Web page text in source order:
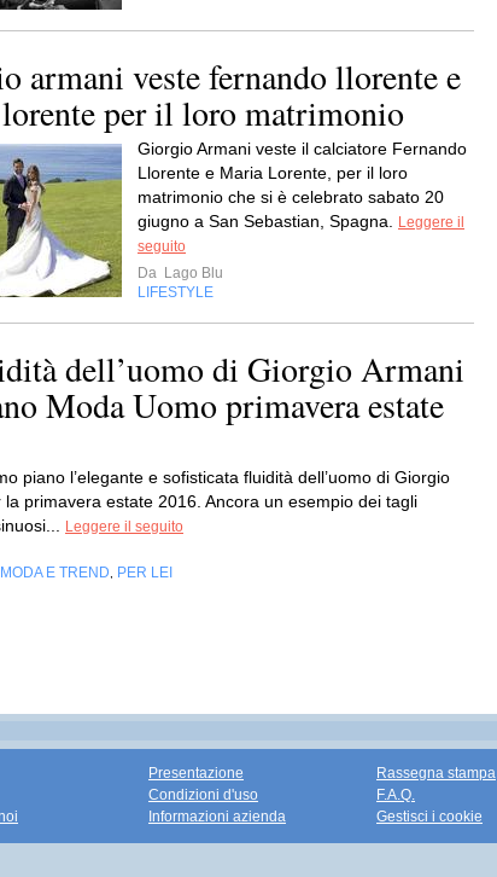
armani veste fernando llorente e
Giorgio Armani veste il calciatore Fernando
Llorente e Maria Lorente, per il loro
matrimonio che si è celebrato sabato 20
giugno a San Sebastian, Spagna.
Leggere il
seguito
Da Lago Blu
LIFESTYLE
dell’uomo di Giorgio Armani
Moda Uomo primavera estate
piano l’elegante e sofisticata fluidità dell’uomo di Giorgio
la primavera estate 2016. Ancora un esempio dei tagli
Leggere il seguito
MODA E TREND PER LEI
Presentazione
Condizioni d'uso
Informazioni azienda
Rassegna stampa
F.A.Q.
Gestisci i cookie